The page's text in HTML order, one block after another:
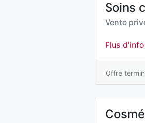
Soins
Vente
Plus
Offre